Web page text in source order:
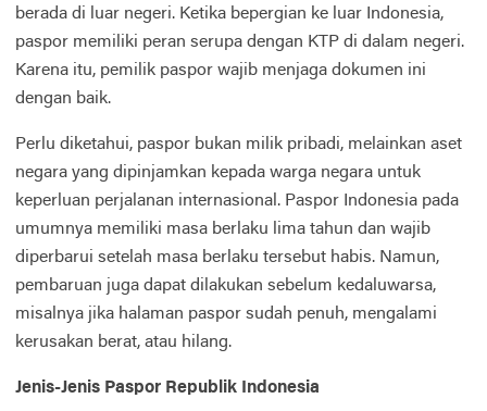
berada di luar negeri. Ketika bepergian ke luar Indonesia,
paspor memiliki peran serupa dengan KTP di dalam negeri.
Karena itu, pemilik paspor wajib menjaga dokumen ini
dengan baik.
Perlu diketahui, paspor bukan milik pribadi, melainkan aset
negara yang dipinjamkan kepada warga negara untuk
keperluan perjalanan internasional. Paspor Indonesia pada
umumnya memiliki masa berlaku lima tahun dan wajib
diperbarui setelah masa berlaku tersebut habis. Namun,
pembaruan juga dapat dilakukan sebelum kedaluwarsa,
misalnya jika halaman paspor sudah penuh, mengalami
kerusakan berat, atau hilang.
Jenis-Jenis Paspor Republik Indonesia